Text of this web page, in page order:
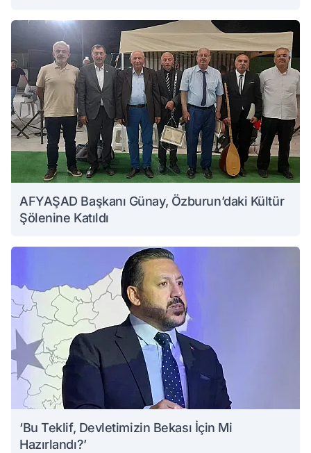
AFYAŞAD Başkanı Günay, Özburun’daki Kültür
Şölenine Katıldı
‘Bu Teklif, Devletimizin Bekası İçin Mi
Hazırlandı?’